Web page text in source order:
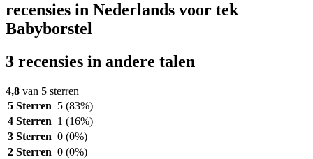
recensies in Nederlands voor tek
Babyborstel
3 recensies in andere talen
4,8 van 5 sterren
5 Sterren 5 (83%)
4 Sterren 1 (16%)
3 Sterren 0 (0%)
2 Sterren 0 (0%)